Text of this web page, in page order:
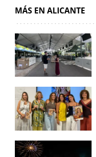
TRASVASE TAJO SEGURA
MÁS EN ALICANTE